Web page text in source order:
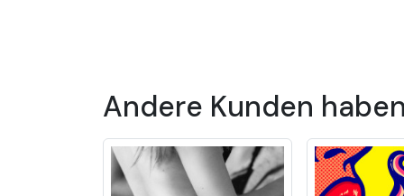
gleichermaßen für Kinderzimmer,
Maßgeschneiderte
Ihrer Wand oder Ihres Raums. Und Sie
Die Vorteile unserer
Andere Kunden